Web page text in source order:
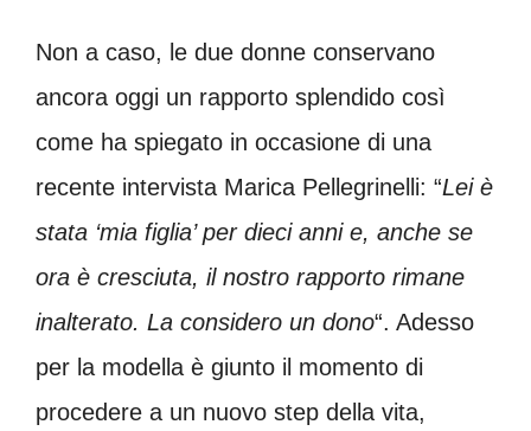
Non a caso, le due donne conservano
ancora oggi un rapporto splendido così
come ha spiegato in occasione di una
recente intervista Marica Pellegrinelli: “Lei è
stata ‘mia figlia’ per dieci anni e, anche se
ora è cresciuta, il nostro rapporto rimane
inalterato. La considero un dono“. Adesso
per la modella è giunto il momento di
procedere a un nuovo step della vita,